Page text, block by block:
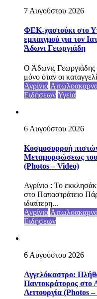
7 Αυγούστου 2026
ΦΕΚ-χαστούκι στο
εμπαιγμού για τον
Άδωνι Γεωργιάδη
Ο Άδωνις Γεωργιάδης
μόνο όταν οι
Αγρίνιο
Ειδήσεων Υγεία
6 Αυγούστου 2026
Κοσμοσυρροή
Μεταμορφώσεως
(Photos – Video)
Αγρίνιο : Το
στο Παπαστράτειο
ιδιαίτερη...
Αγρίνιο
Ειδήσεων
6 Αυγούστου 2026
Αγγελόκαστρο:
Παντοκράτορος στο
Λειτουργία (Photos